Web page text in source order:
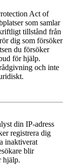
Act of
som samlar
tillstånd från
dig som försöker
du försöker
för hjälp.
och inte
din IP-adress
registrera dig
inaktiverat
blir
hjälp.